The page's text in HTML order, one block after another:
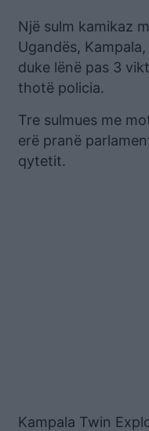
Një sulm kamikaz
Ugandës,
duke lënë pas 3
thotë policia.
Tre sulmues me
erë pranë
qytetit.
Kampala Twin